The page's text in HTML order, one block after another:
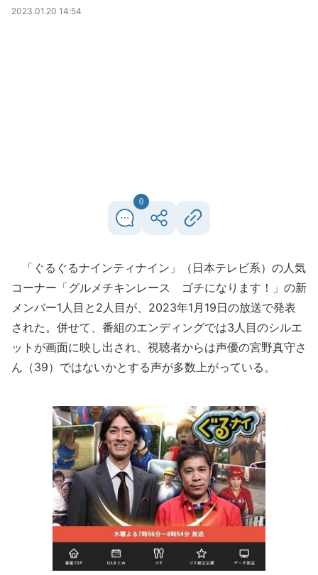
2023.01.20 14:54
0
「ぐるぐるナインティナイン」（日本テレビ系）の人気
コーナー「グルメチキンレース ゴチになります！」の新
メンバー1人目と2人目が、2023年1月19日の放送で発表
された。併せて、番組のエンディングでは3人目のシルエ
ットが画面に映し出され、視聴者からは声優の宮野真守さ
ん（39）ではないかとする声が多数上がっている。